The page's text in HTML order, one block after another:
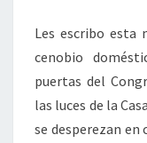
Les escribo esta
cenobio
puertas del
las luces de la
se desperezan